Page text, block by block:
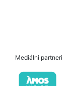
Mediálni partneri